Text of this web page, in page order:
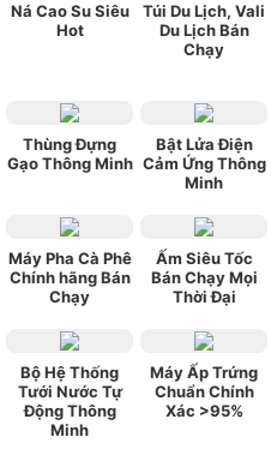
Ná Cao Su Siêu
Hot
Túi Du Lịch, Vali
Du Lịch Bán
Chạy
Thùng Đựng
Gạo Thông Minh
Bật Lửa Điện
Cảm Ứng Thông
Minh
Máy Pha Cà Phê
Chính hãng Bán
Chạy
Ấm Siêu Tốc
Bán Chạy Mọi
Thời Đại
Bộ Hệ Thống
Tưới Nước Tự
Động Thông
Minh
Máy Ấp Trứng
Chuẩn Chính
Xác >95%